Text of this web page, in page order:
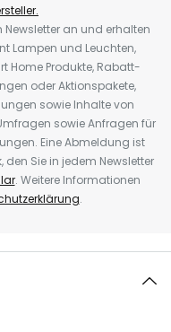
an und erhalten
Lampen und Leuchten,
Home Produkte, Rabatt-
oder Aktionspakete,
sowie Inhalte von
sowie Anfragen für
Eine Abmeldung ist
Sie in jedem Newsletter
. Weitere Informationen
.